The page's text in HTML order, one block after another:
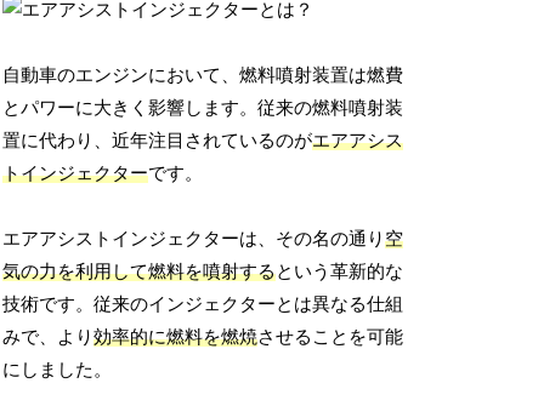
自動車のエンジンにおいて、燃料噴射装置は燃費
とパワーに大きく影響します。従来の燃料噴射装
置に代わり、近年注目されているのがエアアシス
トインジェクターです。
エアアシストインジェクターは、その名の通り空
気の力を利用して燃料を噴射するという革新的な
技術です。従来のインジェクターとは異なる仕組
みで、より効率的に燃料を燃焼させることを可能
にしました。